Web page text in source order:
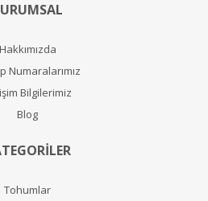
Hakkımızda
Numaralarımız
Bilgilerimiz
Blog
Tohumlar